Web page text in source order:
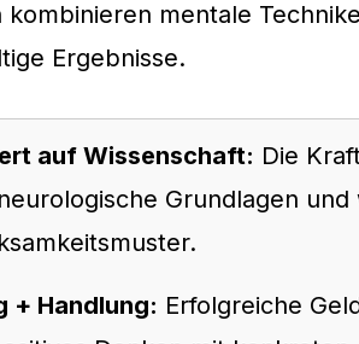
mentale
Ergebnisse.
auf Wissenschaft: Die
Grundlagen
+ Handlung: Erfolgreiche